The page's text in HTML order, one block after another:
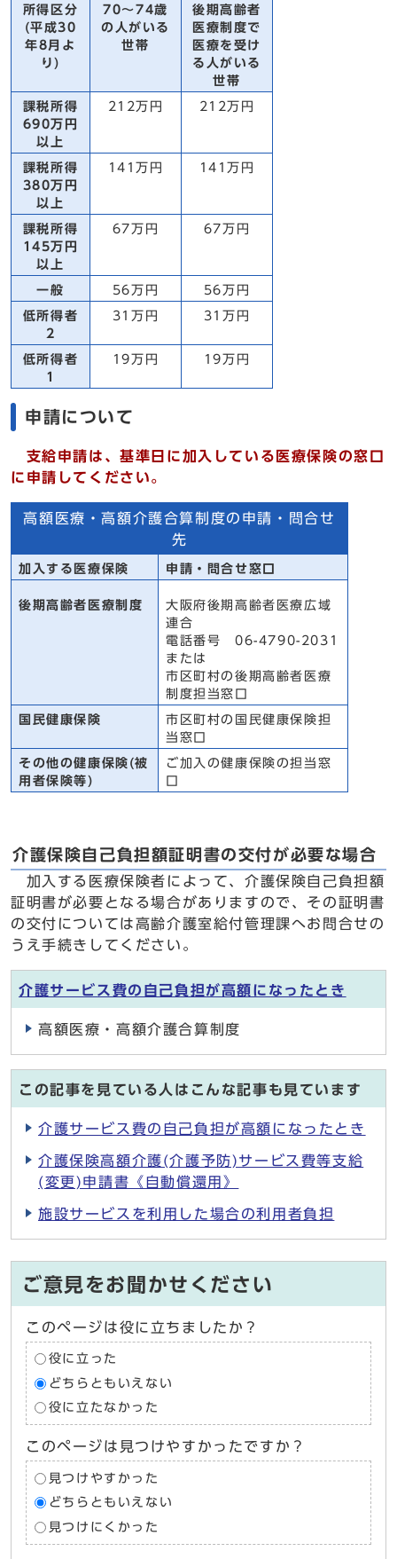
所得区分
(平成30
年8月よ
り)
70～74歳
の人がいる
世帯
後期高齢者
医療制度で
医療を受け
る人がいる
世帯
課税所得
690万円
以上
212万円 212万円
課税所得
380万円
以上
141万円 141万円
課税所得
145万円
以上
67万円 67万円
一般 56万円 56万円
低所得者
2
31万円 31万円
低所得者
1
19万円 19万円
申請について
支給申請は、基準日に加入している医療保険の窓口
に申請してください。
高額医療・高額介護合算制度の申請・問合せ
先
加入する医療保険 申請・問合せ窓口
後期高齢者医療制度
大阪府後期高齢者医療広域
連合
電話番号 06-4790-2031
または
市区町村の後期高齢者医療
制度担当窓口
国民健康保険
市区町村の国民健康保険担
当窓口
その他の健康保険(被
用者保険等)
ご加入の健康保険の担当窓
口
介護保険自己負担額証明書の交付が必要な場合
加入する医療保険者によって、介護保険自己負担額
証明書が必要となる場合がありますので、その証明書
の交付については高齢介護室給付管理課へお問合せの
うえ手続きしてください。
介護サービス費の自己負担が高額になったとき
高額医療・高額介護合算制度
この記事を見ている人はこんな記事も見ています
介護サービス費の自己負担が高額になったとき
介護保険高額介護(介護予防)サービス費等支給
(変更)申請書《自動償還用》
施設サービスを利用した場合の利用者負担
ご意見をお聞かせください
このページは役に立ちましたか？
役に立った
どちらともいえない
役に立たなかった
このページは見つけやすかったですか？
見つけやすかった
どちらともいえない
見つけにくかった